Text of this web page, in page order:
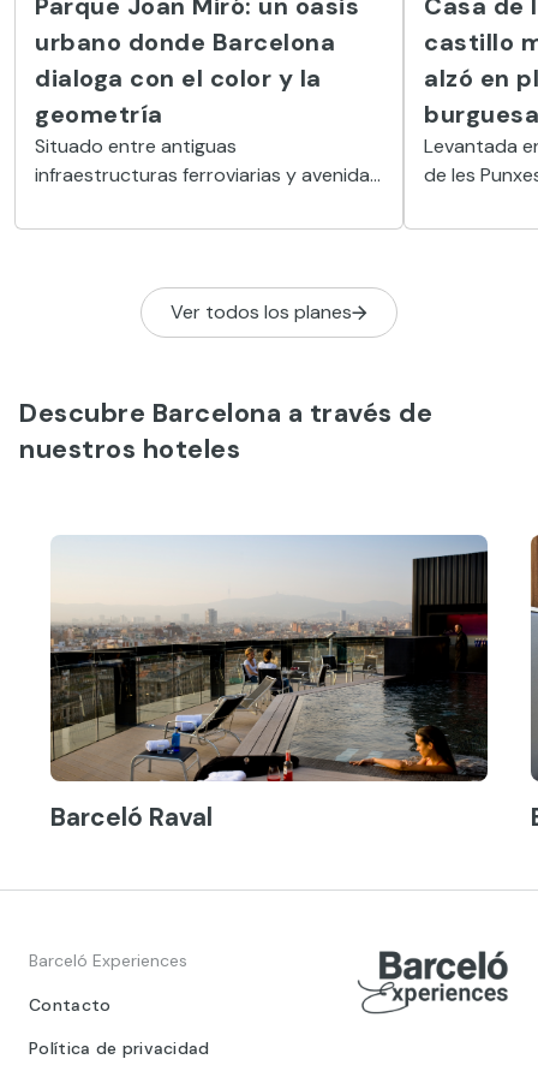
Parque Joan Miró: un oasis
urbano donde Barcelona
dialoga con el color y la
geometría
Situado entre antiguas
infraestructuras ferroviarias y avenidas
es hoy un oasis urbano de zonas
monumental, con la obra Dona i Ocell
como punto de referencia y símbolo de
Casa de
castillo
alzó en
burguesa
Levantada
de les
modernista
Ver todos los planes
Descubre Barcelona a través de
nuestros hoteles
Barceló Raval
Barceló Experiences
Contacto
Política de privacidad